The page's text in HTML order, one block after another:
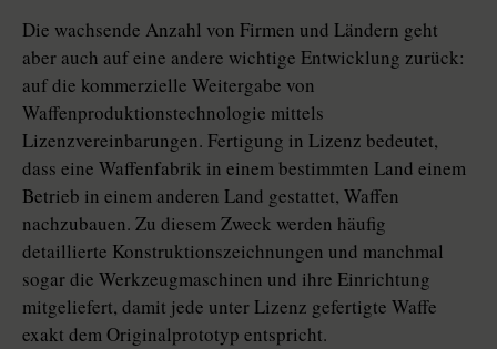
Die wachsende Anzahl von Firmen und Ländern geht
aber auch auf eine andere wichtige Entwicklung zurück:
auf die kommerzielle Weitergabe von
Waffenproduktionstechnologie mittels
Lizenzvereinbarungen. Fertigung in Lizenz bedeutet,
dass eine Waffenfabrik in einem bestimmten Land einem
Betrieb in einem anderen Land gestattet, Waffen
nachzubauen. Zu diesem Zweck werden häufig
detaillierte Konstruktionszeichnungen und manchmal
sogar die Werkzeugmaschinen und ihre Einrichtung
mitgeliefert, damit jede unter Lizenz gefertigte Waffe
exakt dem Originalprototyp entspricht.